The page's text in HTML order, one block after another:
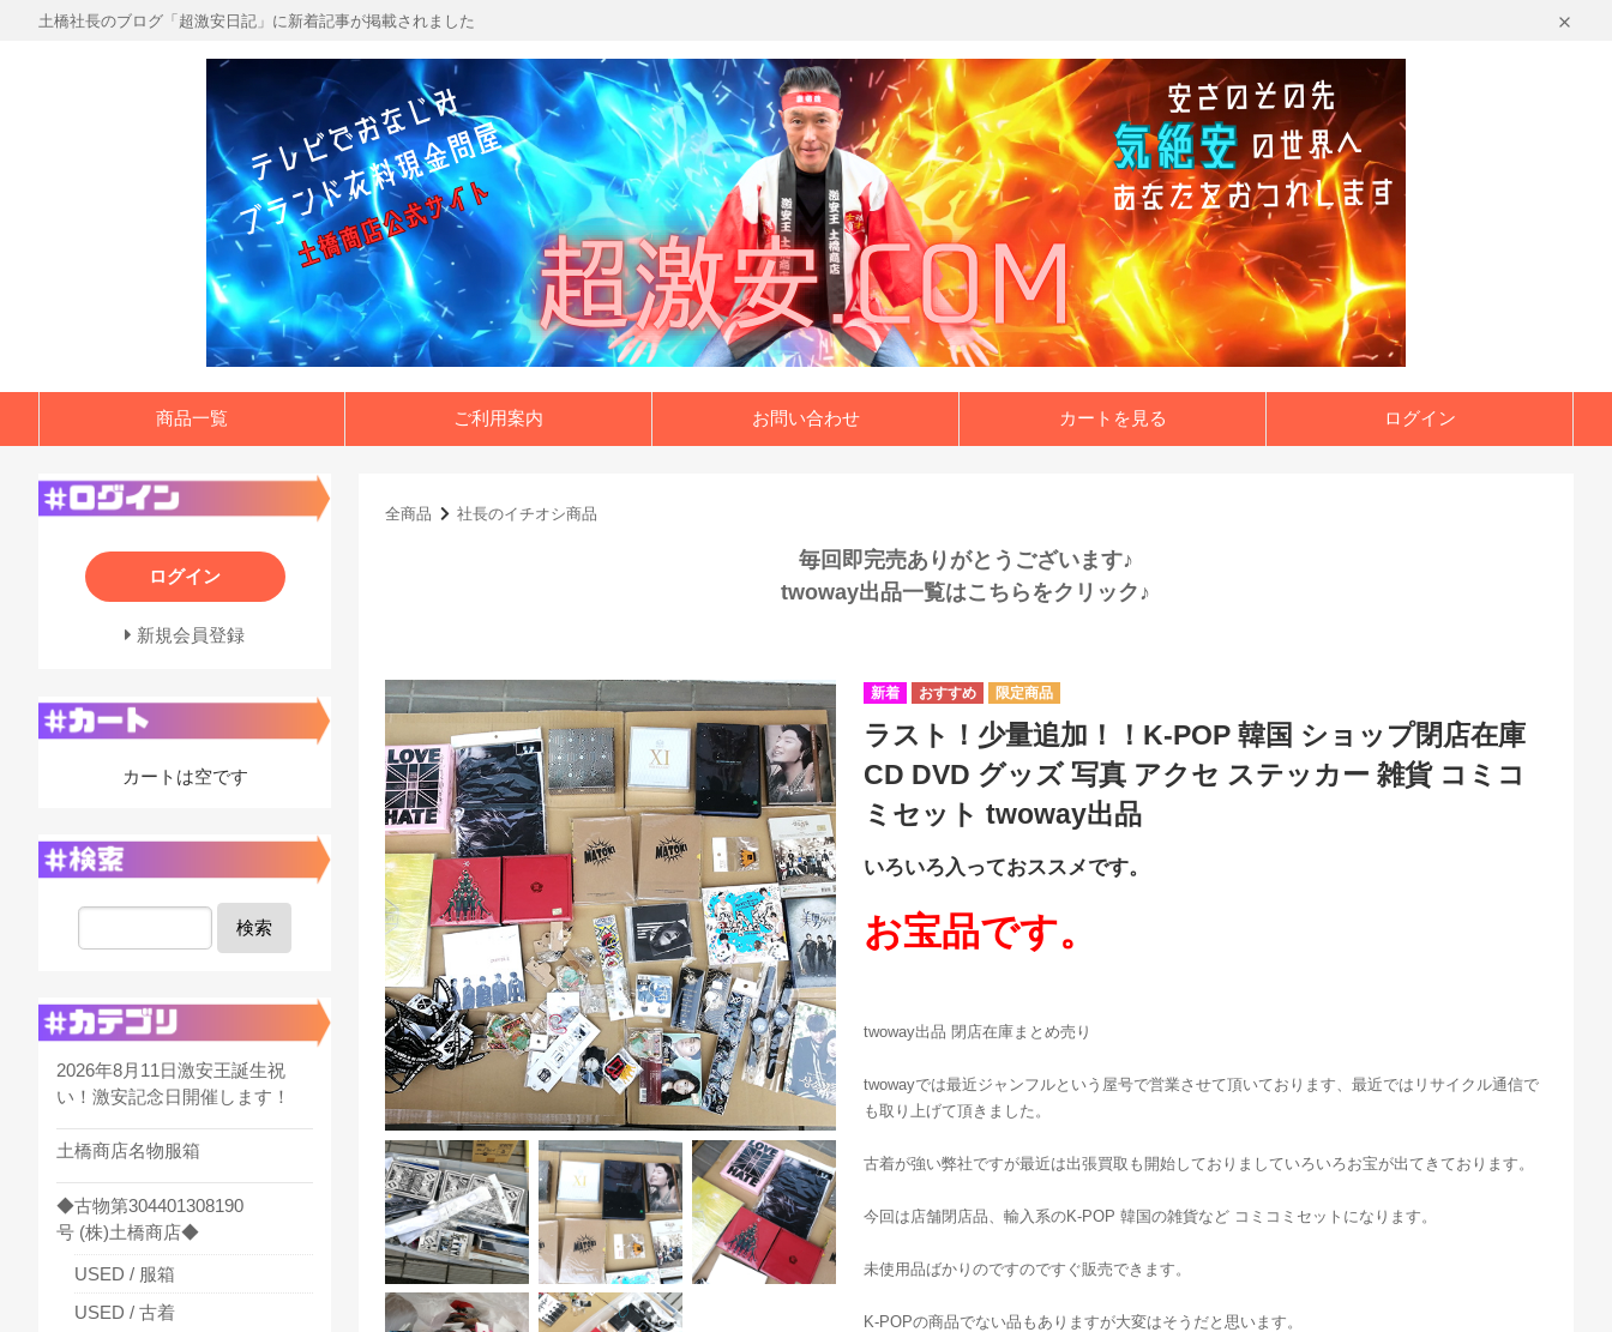
土橋社長のブログ「超激安日記」に新着記事が掲載されました
商品一覧 ご利用案内 お問い合わせ カートを見る ログイン
全商品 社長のイチオシ商品
毎回即完売ありがとうございます♪
twoway出品一覧はこちらをクリック♪
ラスト！少量追加！！K-POP 韓国 ショップ閉店在庫
CD DVD グッズ 写真 アクセ ステッカー 雑貨 コミコ
ミセット twoway出品
いろいろ入っておススメです。
お宝品です。
twoway出品 閉店在庫まとめ売り
twowayでは最近ジャンフルという屋号で営業させて頂いております、最近ではリサイクル通信で
も取り上げて頂きました。
古着が強い弊社ですが最近は出張買取も開始しておりましていろいろお宝が出てきております。
今回は店舗閉店品、輸入系のK-POP 韓国の雑貨など コミコミセットになります。
未使用品ばかりのですのですぐ販売できます。
K-POPの商品でない品もありますが大変はそうだと思います。
ログイン
新規会員登録
カートは空です
検索
2026年8月11日激安王誕生祝
い！激安記念日開催します！
土橋商店名物服箱
◆古物第304401308190
号 (株)土橋商店◆
USED / 服箱
USED / 古着